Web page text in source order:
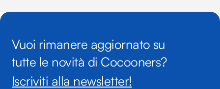
Vuoi rimanere aggiornato su
tutte le novità di Cocooners?
Iscriviti alla newsletter!